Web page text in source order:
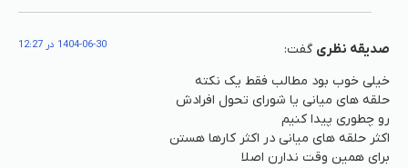
صدیقه نظری گفت: 1404-06-30 در 12:27
خیلی خوب بود مطالب فقط یک نکته
حلقه های میانی یا شورای تحول افرادش
رو چطوری پیدا کنیم
اکثر حلقه های میانی در اکثر کارها هستن
برای همین وقت ندارن اصلا